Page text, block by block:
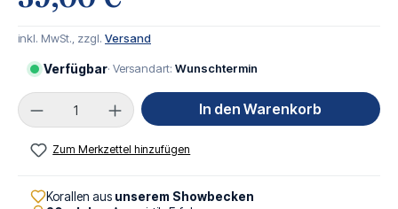
inkl. MwSt., zzgl. Versand
Verfügbar· Versandart: Wunschtermin
Produkt Anzahl: Gib den gewünschten Wert
In den Warenkorb
Zum Merkzettel hinzufügen
Korallen aus unserem Showbecken